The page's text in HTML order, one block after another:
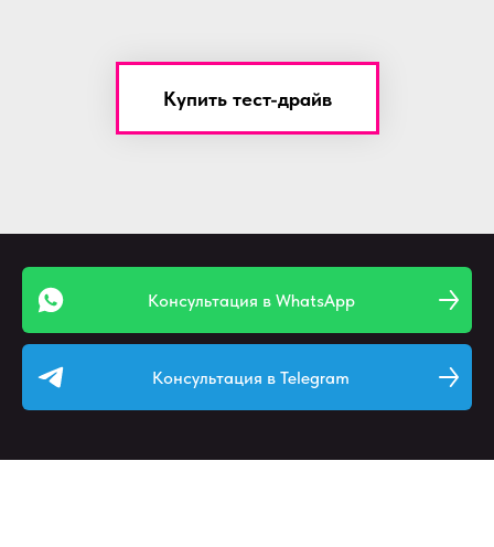
Купить тест-драйв
Консультация в WhatsApp
Консультация в Telegram